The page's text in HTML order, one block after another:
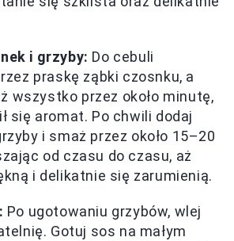
i grzyby: Do cebuli
praskę ząbki czosnku, a
wszystko przez około minutę,
się aromat. Po chwili dodaj
i smaż przez około 15–20
od czasu do czasu, aż
i delikatnie się zarumienią.
Po ugotowaniu grzybów, wlej
Gotuj sos na małym